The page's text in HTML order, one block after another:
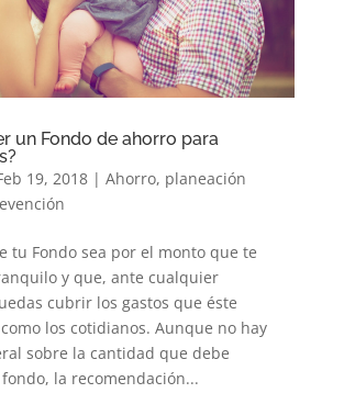
un Fondo de ahorro para
19, 2018| Ahorro, planeación
tu Fondo sea por el monto que te
y que, ante cualquier
cubrir los gastos que éste
los cotidianos. Aunque no hay
sobre la cantidad que debe
la recomendación...